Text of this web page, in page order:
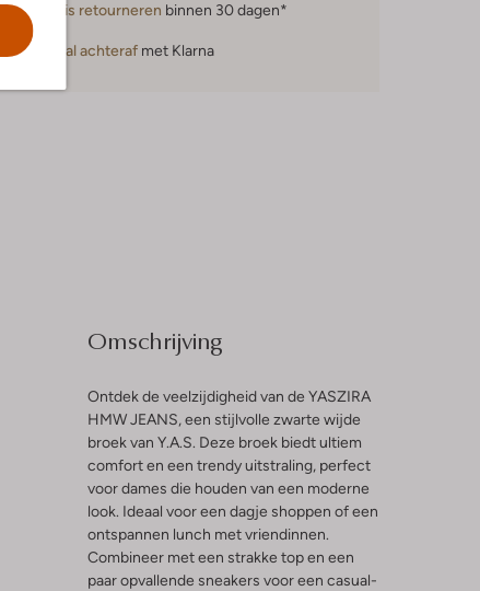
Gratis retourneren binnen 30 dagen*
Betaal achteraf met Klarna
Omschrijving
Ontdek de veelzijdigheid van de YASZIRA
HMW JEANS, een stijlvolle zwarte wijde
broek van Y.A.S. Deze broek biedt ultiem
comfort en een trendy uitstraling, perfect
voor dames die houden van een moderne
look. Ideaal voor een dagje shoppen of een
ontspannen lunch met vriendinnen.
Combineer met een strakke top en een
paar opvallende sneakers voor een casual-